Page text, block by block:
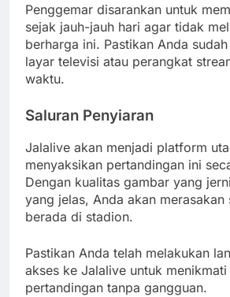
Penggemar disarankan untuk
sejak jauh-jauh hari agar tidak
berharga ini. Pastikan Anda
layar televisi atau perangkat
waktu.
Saluran Penyiaran
Jalalive akan menjadi platform
menyaksikan pertandingan ini
Dengan kualitas gambar yang
yang jelas, Anda akan merasakan
berada di stadion.
Pastikan Anda telah melakukan
akses ke Jalalive untuk
pertandingan tanpa gangguan.